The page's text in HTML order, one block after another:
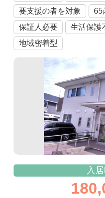
要支援の者を対象
65
保証人必要
生活保護
地域密着型
入